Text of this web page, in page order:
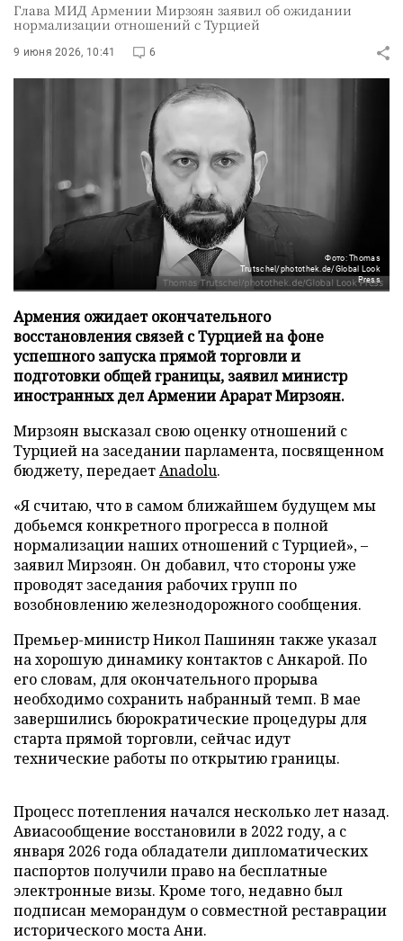
Глава МИД Армении Мирзоян заявил об ожидании
нормализации отношений с Турцией
9 июня 2026, 10:41 6
Фото: Thomas
Trutschel/photothek.de/Global Look
Press
Армения ожидает окончательного
восстановления связей с Турцией на фоне
успешного запуска прямой торговли и
подготовки общей границы, заявил министр
иностранных дел Армении Арарат Мирзоян.
Мирзоян высказал свою оценку отношений с
Турцией на заседании парламента, посвященном
бюджету, передаетAnadolu.
«Я считаю, что в самом ближайшем будущем мы
добьемся конкретного прогресса в полной
нормализации наших отношений с Турцией», –
заявил Мирзоян. Он добавил, что стороны уже
проводят заседания рабочих групп по
возобновлению железнодорожного сообщения.
Премьер-министр Никол Пашинян также указал
на хорошую динамику контактов с Анкарой. По
его словам, для окончательного прорыва
необходимо сохранить набранный темп. В мае
завершились бюрократические процедуры для
старта прямой торговли, сейчас идут
технические работы по открытию границы.
Процесс потепления начался несколько лет назад.
Авиасообщение восстановили в 2022 году, а с
января 2026 года обладатели дипломатических
паспортов получили право на бесплатные
электронные визы. Кроме того, недавно был
подписан меморандум о совместной реставрации
исторического моста Ани.